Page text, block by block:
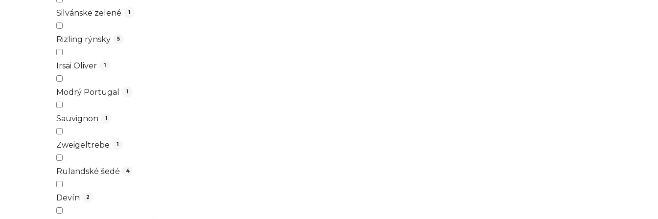
Silvánske zelené 1
Rizling rýnsky 5
Irsai Oliver 1
Modrý Portugal 1
Sauvignon 1
Zweigeltrebe 1
Rulandské šedé 4
Devín 2